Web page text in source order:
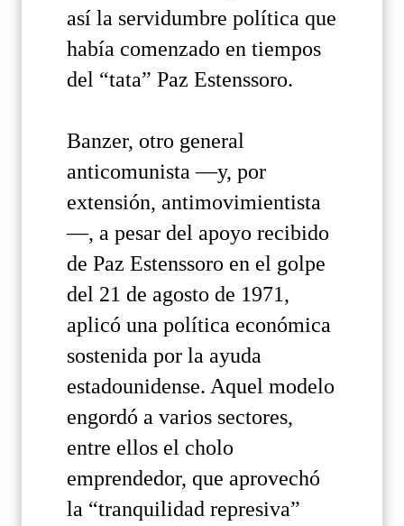
así la servidumbre política que
había comenzado en tiempos
del “tata” Paz Estenssoro.
Banzer, otro general
anticomunista —y, por
extensión, antimovimientista
—, a pesar del apoyo recibido
de Paz Estenssoro en el golpe
del 21 de agosto de 1971,
aplicó una política económica
sostenida por la ayuda
estadounidense. Aquel modelo
engordó a varios sectores,
entre ellos el cholo
emprendedor, que aprovechó
la “tranquilidad represiva”